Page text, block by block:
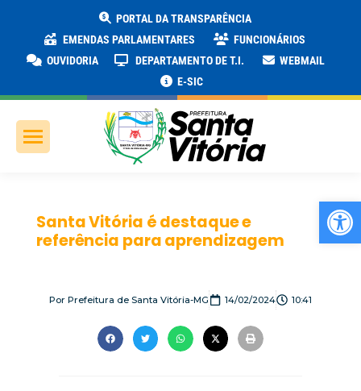
PORTAL DA TRANSPARÊNCIA
EMENDAS PARLAMENTARES
FUNCIONÁRIOS
OUVIDORIA
DEPARTAMENTO DE T.I.
WEBMAIL
E-SIC
Santa Vitória é destaque e
referência para aprendizagem
Por Prefeitura de Santa Vitória-MG 14/02/2024 10:41